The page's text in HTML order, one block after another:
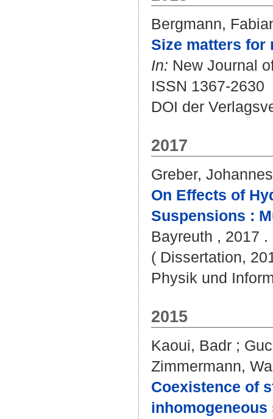
Bergmann,
Size matters for
In: New Journal
ISSN 1367-2630
DOI der
2017
Greber, Johannes
On Effects of
Suspensions :
Bayreuth , 2017
( Dissertation,
Physik und
2015
Kaoui, Badr ;
Zimmermann,
Coexistence of
inhomogeneous